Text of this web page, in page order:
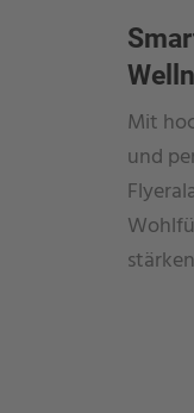
Mit
und